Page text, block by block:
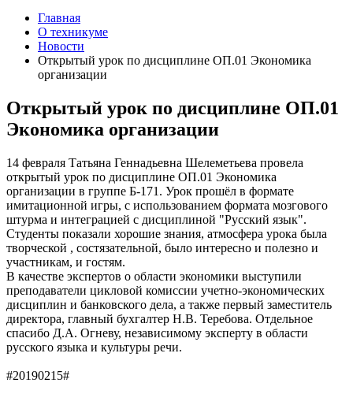
Главная
О техникуме
Новости
Открытый урок по дисциплине ОП.01 Экономика
организации
Открытый урок по дисциплине ОП.01
Экономика организации
14 февраля Татьяна Геннадьевна Шелеметьева провела
открытый урок по дисциплине ОП.01 Экономика
организации в группе Б-171. Урок прошёл в формате
имитационной игры, с использованием формата мозгового
штурма и интеграцией с дисциплиной "Русский язык".
Студенты показали хорошие знания, атмосфера урока была
творческой , состязательной, было интересно и полезно и
участникам, и гостям.
В качестве экспертов о области экономики выступили
преподаватели цикловой комиссии учетно-экономических
дисциплин и банковского дела, а также первый заместитель
директора, главный бухгалтер Н.В. Теребова. Отдельное
спасибо Д.А. Огневу, независимому эксперту в области
русского языка и культуры речи.
#20190215#